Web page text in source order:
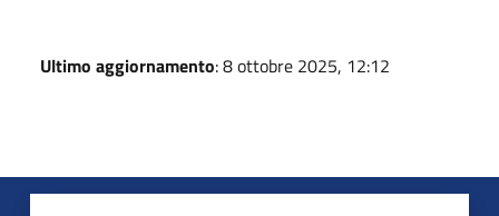
Ultimo aggiornamento: 8 ottobre 2025, 12:12